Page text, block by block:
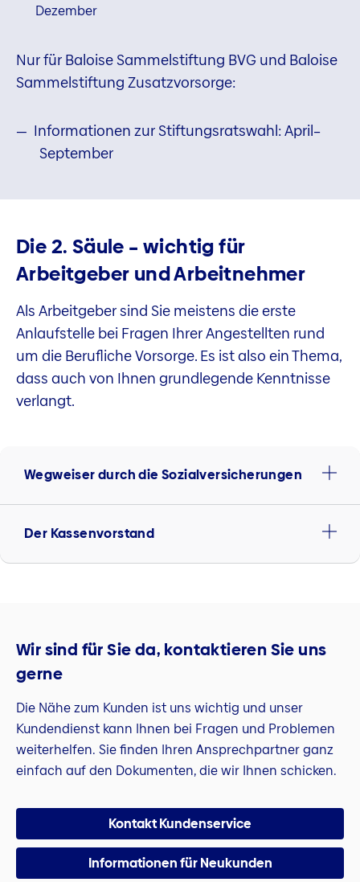
Dezember
Nur für Baloise Sammelstiftung BVG und Baloise
Sammelstiftung Zusatzvorsorge:
Informationen zur Stiftungsratswahl: April–
September
Die 2. Säule – wichtig für
Arbeitgeber und Arbeitnehmer
Als Arbeitgeber sind Sie meistens die erste
Anlaufstelle bei Fragen Ihrer Angestellten rund
um die Berufliche Vorsorge. Es ist also ein Thema,
dass auch von Ihnen grundlegende Kenntnisse
verlangt.
Wegweiser durch die Sozialversicherungen
Der Kassenvorstand
Wir sind für Sie da, kontaktieren Sie uns
gerne
Die Nähe zum Kunden ist uns wichtig und unser
Kundendienst kann Ihnen bei Fragen und Problemen
weiterhelfen. Sie finden Ihren Ansprechpartner ganz
einfach auf den Dokumenten, die wir Ihnen schicken.
Kontakt Kundenservice
Informationen für Neukunden